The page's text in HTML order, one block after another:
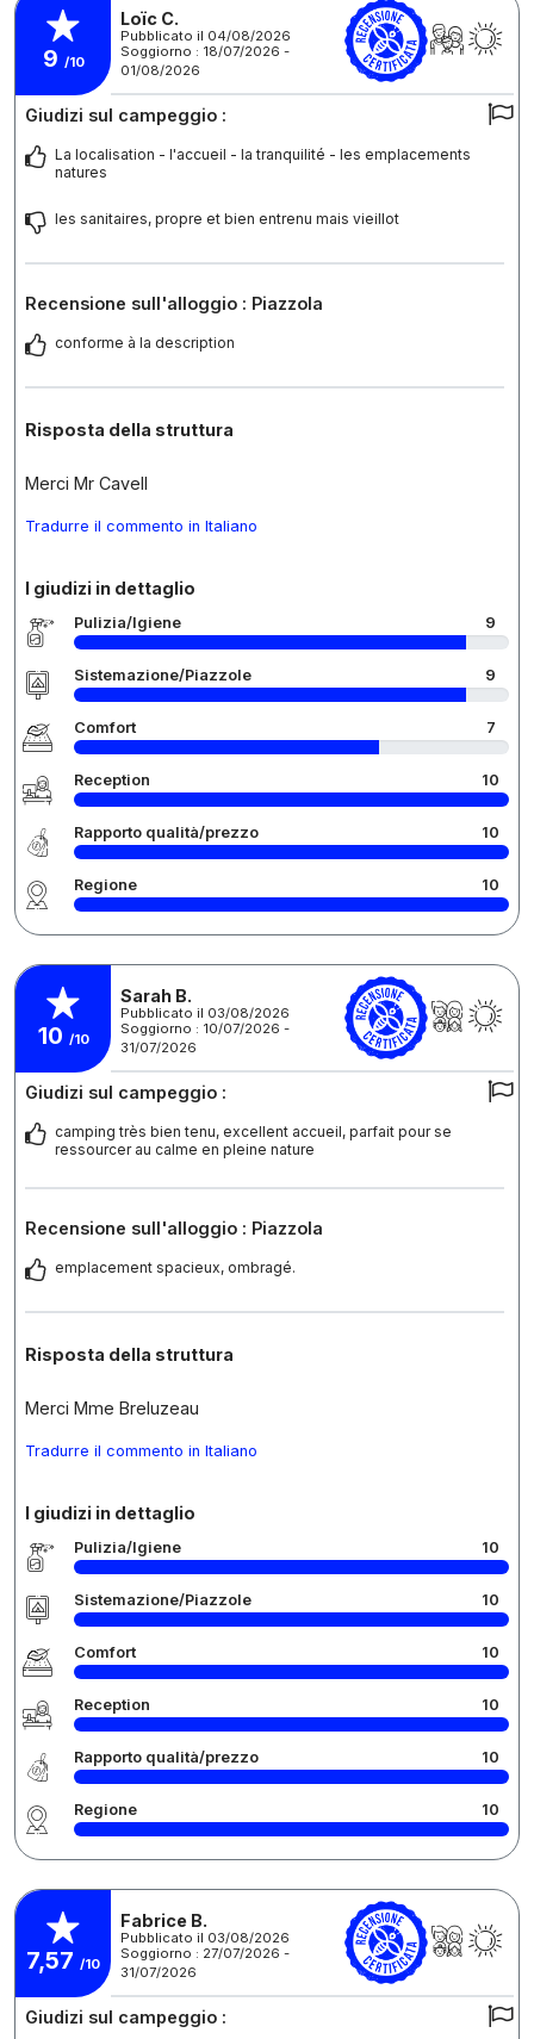
9 /10
Loïc C.
Pubblicato il 04/08/2026
Soggiorno : 18/07/2026 -
01/08/2026
Giudizi sul campeggio :
La localisation - l'accueil - la tranquilité - les emplacements
natures
les sanitaires, propre et bien entrenu mais vieillot
Recensione sull'alloggio : Piazzola
conforme à la description
Risposta della struttura
Merci Mr Cavell
Tradurre il commento in Italiano
I giudizi in dettaglio
Pulizia/Igiene 9
Sistemazione/Piazzole 9
Comfort 7
Reception 10
Rapporto qualità/prezzo 10
Regione 10
10 /10
Sarah B.
Pubblicato il 03/08/2026
Soggiorno : 10/07/2026 -
31/07/2026
Giudizi sul campeggio :
camping très bien tenu, excellent accueil, parfait pour se
ressourcer au calme en pleine nature
Recensione sull'alloggio : Piazzola
emplacement spacieux, ombragé.
Risposta della struttura
Merci Mme Breluzeau
Tradurre il commento in Italiano
I giudizi in dettaglio
Pulizia/Igiene 10
Sistemazione/Piazzole 10
Comfort 10
Reception 10
Rapporto qualità/prezzo 10
Regione 10
7,57 /10
Fabrice B.
Pubblicato il 03/08/2026
Soggiorno : 27/07/2026 -
31/07/2026
Giudizi sul campeggio :